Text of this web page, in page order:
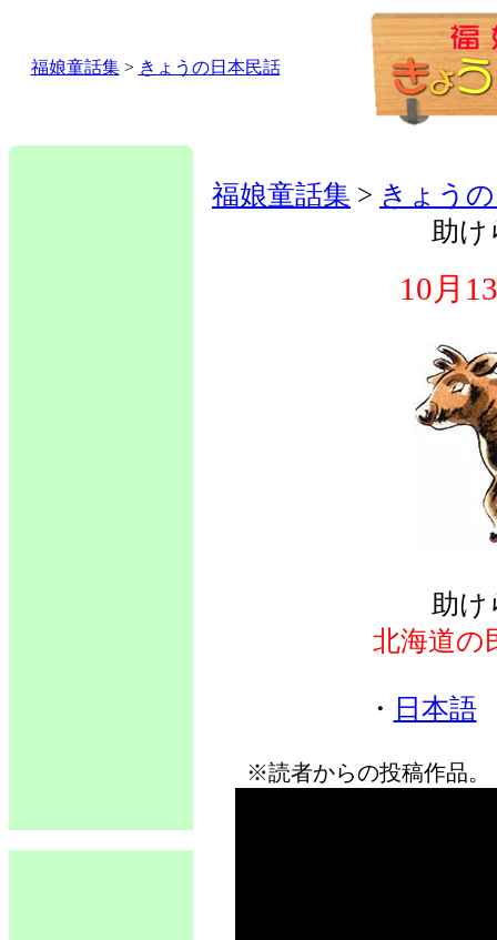
福娘童話集> きょうの日本民話
福娘童話集 > きょう
助
10月
助
北海道の
・ 日本語
※読者からの投稿作品